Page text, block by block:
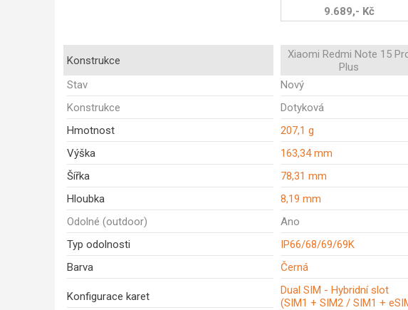
9.689,- Kč
Konstrukce
Xiaomi Redmi Note 15
Plus
Stav
Nový
Konstrukce
Dotyková
Hmotnost
207,1 g
Výška
163,34 mm
Šířka
78,31 mm
Hloubka
8,19 mm
Odolné (outdoor)
Ano
Typ odolnosti
IP66/68/69/69K
Barva
Černá
Konfigurace karet
Dual SIM - Hybridní slot
(SIM1 + SIM2 / SIM1 +